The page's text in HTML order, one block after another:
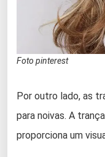
Foto pinterest
Por outro lado, as
para noivas. A
proporciona um